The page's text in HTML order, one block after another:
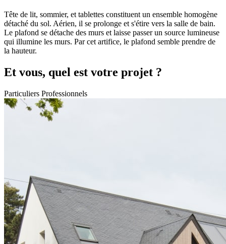
Tête de lit, sommier, et tablettes constituent un ensemble homogène
détaché du sol. Aérien, il se prolonge et s'étire vers la salle de bain.
Le plafond se détache des murs et laisse passer un source lumineuse
qui illumine les murs. Par cet artifice, le plafond semble prendre de
la hauteur.
Et vous, quel est votre projet ?
Particuliers Professionnels